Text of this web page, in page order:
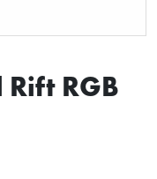
RGB